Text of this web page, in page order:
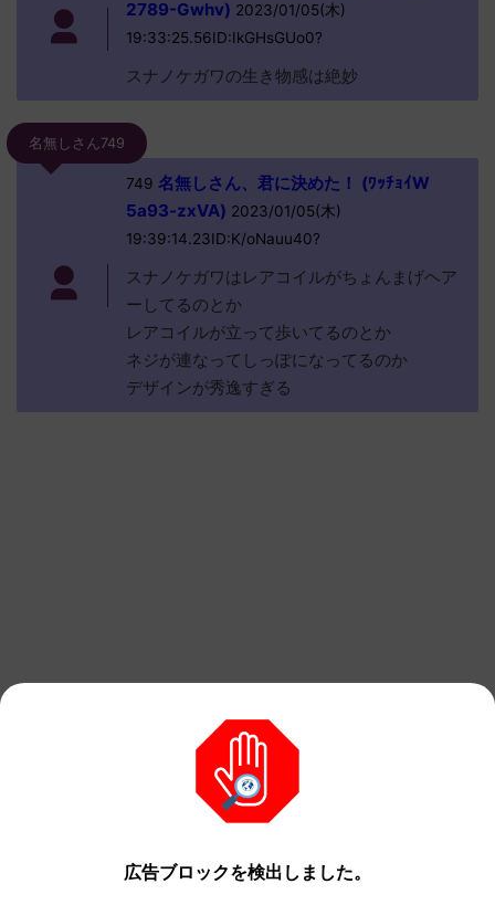
2789-Gwhv) 2023/01/05(木)
19:33:25.56ID:IkGHsGUo0?
スナノケガワの生き物感は絶妙
名無しさん749
749 名無しさん、君に決めた！ (ﾜｯﾁｮｲW
5a93-zxVA) 2023/01/05(木)
19:39:14.23ID:K/oNauu40?
スナノケガワはレアコイルがちょんまげヘア
ーしてるのとか
レアコイルが立って歩いてるのとか
ネジが連なってしっぽになってるのか
デザインが秀逸すぎる
広告ブロックを検出しました。